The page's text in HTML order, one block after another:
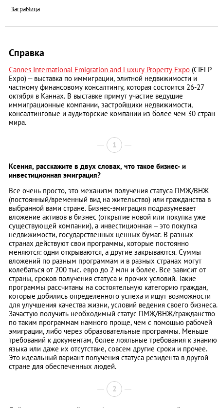
ЗаграNица
Справка
Cannes International Emigration and Luxury Property Expo (CIELP
Expo) – выставка по иммиграции, элитной недвижимости и
частному финансовому консалтингу, которая состоится 26-27
октября в Каннах. В выставке примут участие ведущие
иммиграционные компании, застройщики недвижимости,
консалтинговые и аудиторские компании из более чем 30 стран
мира.
1
Ксения, расскажите в двух словах, что такое бизнес- и
инвестиционная эмиграция?
Все очень просто, это механизм получения статуса ПМЖ/ВНЖ
(постоянный/временный вид на жительство) или гражданства в
выбранной вами стране. Бизнес-эмиграция подразумевает
вложение активов в бизнес (открытие новой или покупка уже
существующей компании), а инвестиционная – это покупка
недвижимости, государственных ценных бумаг. В разных
странах действуют свои программы, которые постоянно
меняются: одни открываются, а другие закрываются. Суммы
вложений по разным программам и в разных странах могут
колебаться от 200 тыс. евро до 2 млн и более. Все зависит от
страны, сроков получения статуса и прочих условий. Такие
программы рассчитаны на состоятельную категорию граждан,
которые добились определенного успеха и ищут возможности
для улучшения качества жизни, условий ведения своего бизнеса.
Зачастую получить необходимый статус ПМЖ/ВНЖ/гражданство
по таким программам намного проще, чем с помощью рабочей
эмиграции, либо через образовательные программы. Меньше
требований к документам, более лояльные требования к знанию
языка или даже их отсутствие, совсем другие сроки и прочее.
Это идеальный вариант получения статуса резидента в другой
стране для обеспеченных людей.
2